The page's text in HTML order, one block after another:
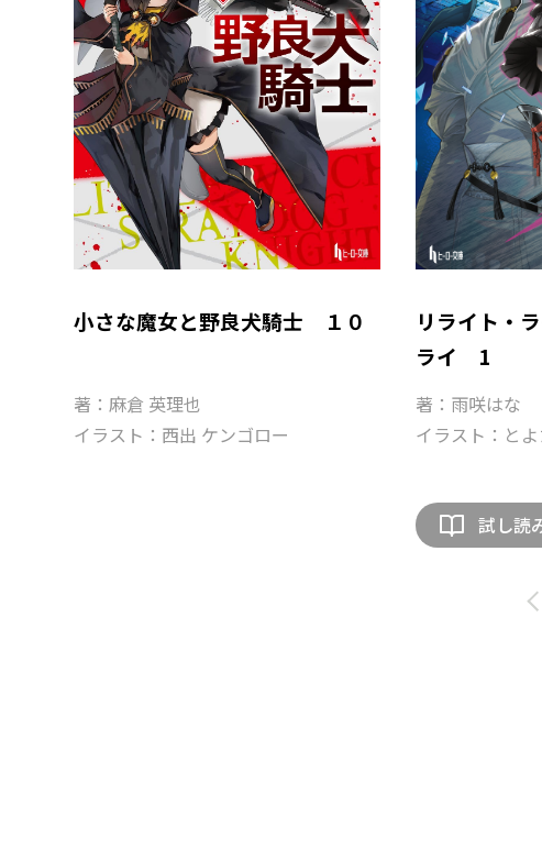
小さな魔女と野良犬騎士 １０
著：麻倉 英理也
イラスト：西出 ケンゴロー
リライト・
ライ 1
著：雨咲はな
イラスト：と
試し読